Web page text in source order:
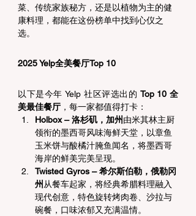
菜、传统家族秘方，还是以植物为主的健
康料理，都能在这份榜单中找到心仪之
选。
2025 Yelp全美餐厅Top 10
以下是今年 Yelp 社区评选出的 Top 10 全
美最佳餐厅 ，每一家都值得打卡：
Holbox – 洛杉矶，加州由米其林主厨
领衔的墨西哥风味海鲜天堂，以章鱼
玉米饼与酸橘汁腌鱼闻名，将墨西哥
海岸的鲜美完美呈现。
Twisted Gyros – 希尔斯伯勒，俄勒冈
州 从餐车起家，将经典希腊料理融入
现代创意，特色旋转烤肉卷、沙拉与
碗餐，口味浓郁又充满温情。